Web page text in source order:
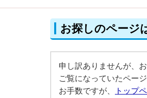
お探しのページ
申し訳ありませんが、
ご覧になっていたペー
お手数ですが、
トップ